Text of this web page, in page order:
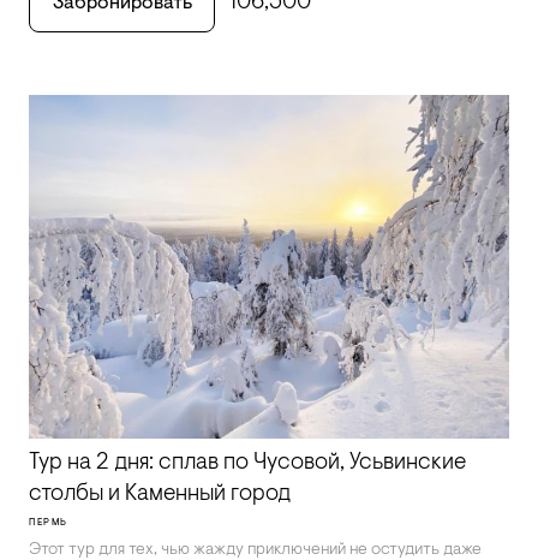
Тур на 2 дня: сплав по Чусовой, Усьвинские
столбы и Каменный город
ПЕРМЬ
Этот тур для тех, чью жажду приключений не остудить даже